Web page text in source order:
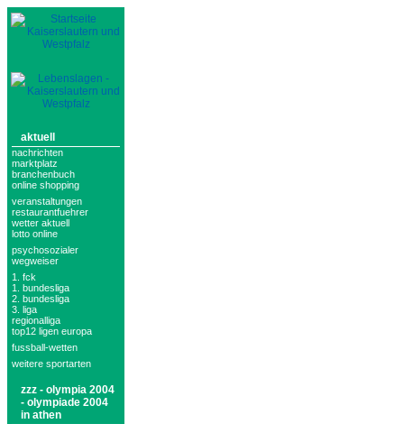
aktuell
nachrichten
marktplatz
branchenbuch
online shopping
veranstaltungen
restaurantfuehrer
wetter aktuell
lotto online
psychosozialer
wegweiser
1. fck
1. bundesliga
2. bundesliga
3. liga
regionalliga
top12 ligen europa
fussball-wetten
weitere sportarten
zzz - olympia 2004
- olympiade 2004
in athen